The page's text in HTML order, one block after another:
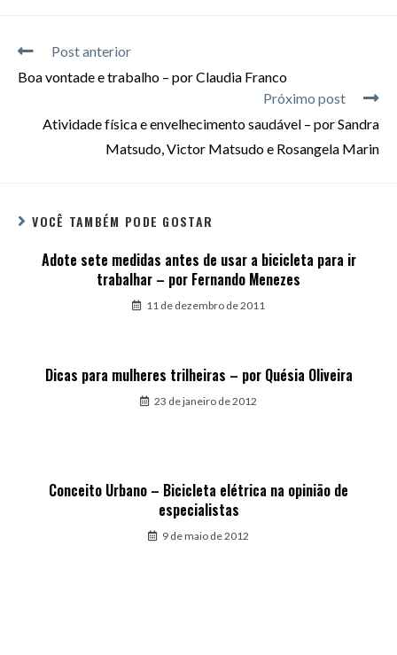
Post anterior
Boa vontade e trabalho – por Claudia Franco
Próximo post
Atividade física e envelhecimento saudável – por Sandra
Matsudo, Victor Matsudo e Rosangela Marin
VOCÊ TAMBÉM PODE GOSTAR
Adote sete medidas antes de usar a bicicleta para ir
trabalhar – por Fernando Menezes
11 de dezembro de 2011
Dicas para mulheres trilheiras – por Quésia Oliveira
23 de janeiro de 2012
Conceito Urbano – Bicicleta elétrica na opinião de
especialistas
9 de maio de 2012